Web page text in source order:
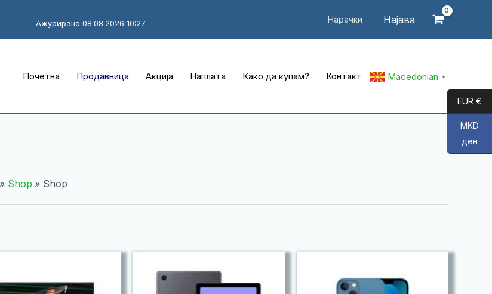
Нарачки Најава
Ажурирано 08.08.2026 10:27
Почетна Продавница Акција Наплата Како да купам? Контакт Macedonian ▼
Shop Shop
EUR €
MKD
ден